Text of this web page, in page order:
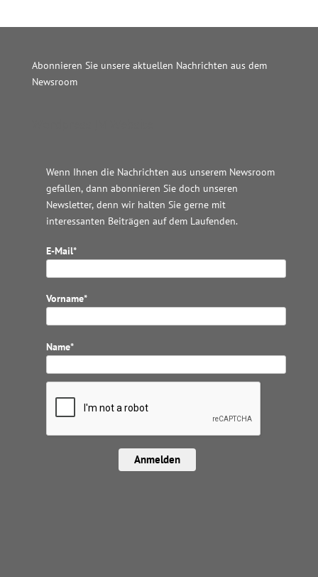
Abonnieren Sie unsere aktuellen Nachrichten aus dem
Newsroom
Wenn Ihnen die Nachrichten aus unserem Newsroom
gefallen, dann abonnieren Sie doch unseren
Newsletter, denn wir halten Sie gerne mit
interessanten Beiträgen auf dem Laufenden.
E-Mail*
Vorname*
Name*
Anmelden